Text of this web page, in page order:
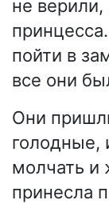
не верили,
пойти в
все они
Они
голодные,
молчать и
принесла